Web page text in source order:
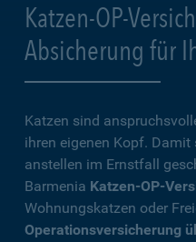
Katzen-OP-
Absicherung für
Katzen sind
ihren eigenen Kopf.
anstellen im Ernstfall
Barmenia Katzen-OP-
Wohnungskatzen oder
Operationsversicherung